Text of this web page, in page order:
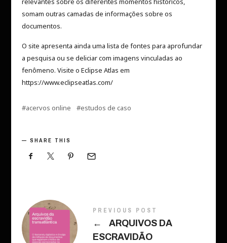
somam outras camadas de informações sobre os
documentos.
O site apresenta ainda uma lista de fontes para aprofundar
a pesquisa ou se deliciar com imagens vinculadas ao
fenômeno. Visite o Eclipse Atlas em
https://www.eclipseatlas.com/
acervos online estudos de caso
SHARE THIS
PREVIOUS POST
←
ARQUIVOS DA
ESCRAVIDÃO